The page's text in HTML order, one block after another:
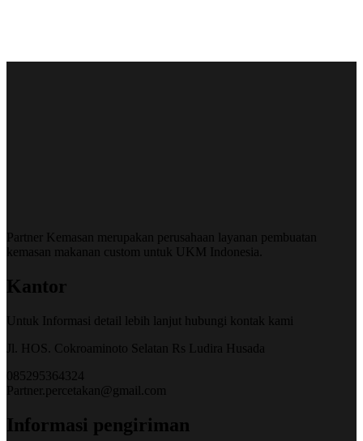
Partner Kemasan merupakan perusahaan layanan pembuatan
kemasan makanan custom untuk UKM Indonesia.
Kantor
Untuk Informasi detail lebih lanjut hubungi kontak kami
Jl. HOS. Cokroaminoto Selatan Rs Ludira Husada
085295364324
Partner.percetakan@gmail.com
Informasi pengiriman